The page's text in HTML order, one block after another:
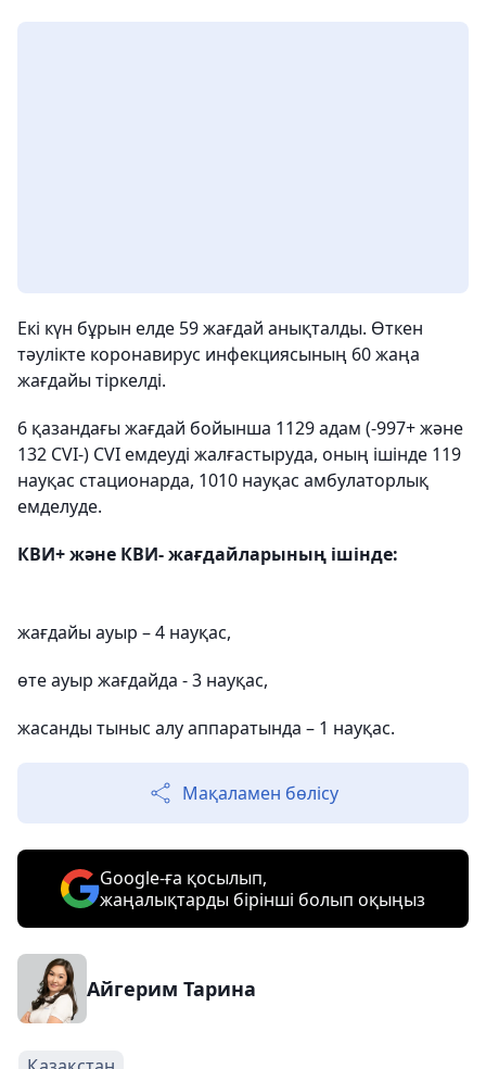
Екі күн бұрын елде 59 жағдай анықталды. Өткен
тәулікте коронавирус инфекциясының 60 жаңа
жағдайы тіркелді.
6 қазандағы жағдай бойынша 1129 адам (-997+ және
132 CVI-) CVI емдеуді жалғастыруда, оның ішінде 119
науқас стационарда, 1010 науқас амбулаторлық
емделуде.
КВИ+ және КВИ- жағдайларының ішінде:
жағдайы ауыр – 4 науқас,
өте ауыр жағдайда - 3 науқас,
жасанды тыныс алу аппаратында – 1 науқас.
Мақаламен бөлісу
Google-ға қосылып,
жаңалықтарды бірінші болып оқыңыз
Айгерим Тарина